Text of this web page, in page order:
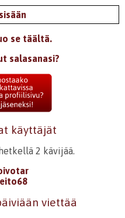
se täältä.
salasanasi?
käyttäjät
2 kävijää.
viettää